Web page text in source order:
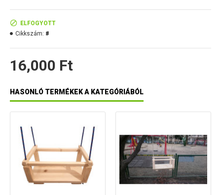
Külső magasság: 19 cm
16,000 Ft
ELFOGYOTT
Cikkszám: #
HASONLÓ TERMÉKEK A KATEGÓRIÁBÓL